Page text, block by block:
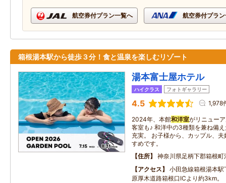
航空券付プラン一覧へ 航空券付プラ
箱根湯本駅から徒歩３分！食と温泉を楽しむリゾート
湯本富士屋ホテル
ハイクラス フォトギャラリー
4.5 1,978
2024年、本館和洋室がリニュー
客室も♪ 和洋中の3種類を兼ね備
充実。 お子様から、カップル、
すめです。
住所
神奈川県足柄下郡箱根
アクセス
小田急線箱根湯本
原厚木道路箱根口ICより約3km。